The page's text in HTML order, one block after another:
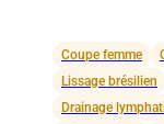
Coupe femme
Lissage brésilien
Drainage